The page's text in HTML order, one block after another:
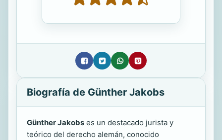
Biografía de Günther Jakobs
Günther Jakobs es un destacado jurista y
teórico del derecho alemán, conocido